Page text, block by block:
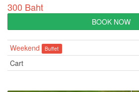
300 Baht
BOOK NOW
Weekend Buffet
Cart